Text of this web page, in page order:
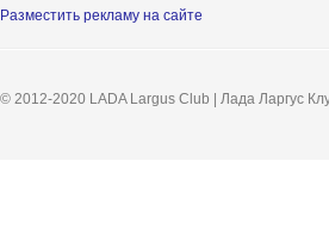
Разместить рекламу на сайте
© 2012-2020 LADA Largus Club | Лада Ларгус